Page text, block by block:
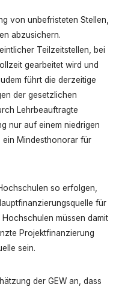
von unbefristeten Stellen,
abzusichern.
Teilzeitstellen, bei
gearbeitet wird und
führt die derzeitige
der gesetzlichen
Lehrbeauftragte
nur auf einem niedrigen
ein Mindesthonorar für
so erfolgen,
für
müssen damit
Projektfinanzierung
sein.
der GEW an, dass